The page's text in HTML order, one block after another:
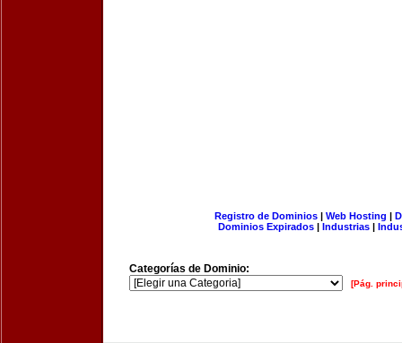
Registro de Dominios| Web Hosting |
Dominios Expirados | Industrias |
Categorías de Dominio:
[Pág.